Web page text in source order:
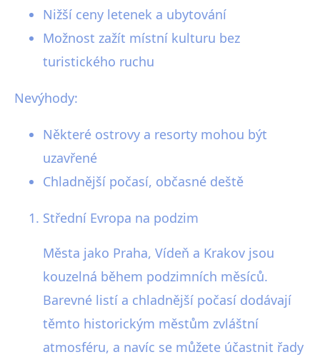
Nižší ceny letenek a ubytování
Možnost zažít místní kulturu bez
turistického ruchu
Nevýhody:
Některé ostrovy a resorty mohou být
uzavřené
Chladnější počasí, občasné deště
Střední Evropa na podzim
Města jako Praha, Vídeň a Krakov jsou
kouzelná během podzimních měsíců.
Barevné listí a chladnější počasí dodávají
těmto historickým městům zvláštní
atmosféru, a navíc se můžete účastnit řady